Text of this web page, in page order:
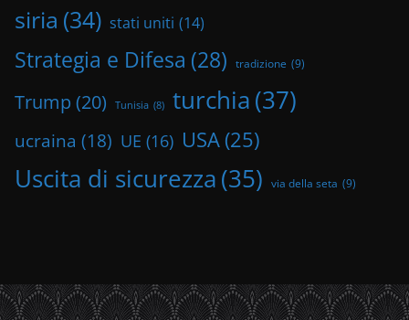
siria (34) stati uniti (14)
Strategia e Difesa (28) tradizione (9)
Trump (20) Tunisia (8) turchia(37)
ucraina (18) UE (16) USA (25)
Uscita di sicurezza(35) via della seta (9)